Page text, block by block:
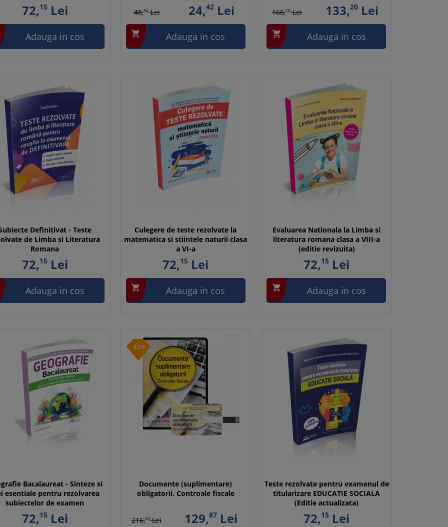
72,15Lei
Adauga in cos
48,84Lei 24,42 Lei
 Adauga in cos
166,50Lei 133,20Lei
 Adauga in cos
Definitivat - Teste
de Limba si Literatura
Romana
72,15Lei
Adauga in cos
Culegere de teste rezolvate la
matematica si stiintele naturii clasa
a VI-a
72,15 Lei
 Adauga in cos
Evaluarea Nationala la Limba si
literatura romana clasa a VIII-a
(editie revizuita)
72,15Lei
 Adauga in cos
Bacalaureat - Sinteze si
esentiale pentru rezolvarea
subiectelor de examen
72,15Lei
-40%
Documente (suplimentare)
obligatorii. Controale fiscale
216,45Lei 129,87 Lei
Teste rezolvate pentru examenul de
titularizare EDUCATIE SOCIALA
(Editie actualizata)
72,15Lei